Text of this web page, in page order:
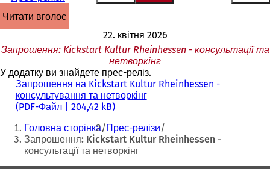
читати вголос
22. квітня 2026
Запрошення: Kickstart Kultur Rheinhessen - консультації та
нетворкінг
У додатку ви знайдете прес-реліз.
Запрошення на Kickstart Kultur Rheinhessen -
консультування та нетворкінг
PDF-Файл 204,42 kB
Ти
тут:
Головна сторінка Прес-релізи
Запрошення: Kickstart Kultur Rheinhessen -
консультації та нетворкінг